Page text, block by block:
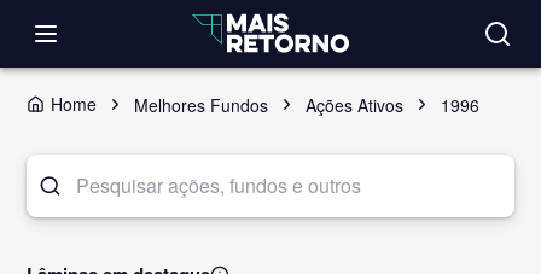
Home Melhores Fundos Ações Ativos 1996